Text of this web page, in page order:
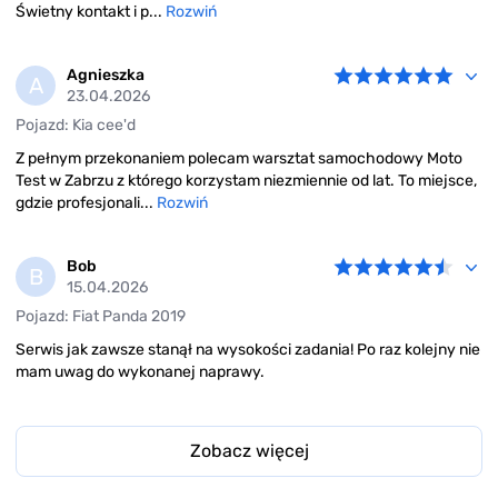
Świetny kontakt i p... Rozwiń
A
Agnieszka
23.04.2026
Pojazd: Kia cee'd
Z pełnym przekonaniem polecam warsztat samochodowy Moto
Test w Zabrzu z którego korzystam niezmiennie od lat. To miejsce,
gdzie profesjonali... Rozwiń
B
Bob
15.04.2026
Pojazd: Fiat Panda 2019
Serwis jak zawsze stanął na wysokości zadania! Po raz kolejny nie
mam uwag do wykonanej naprawy.
Zobacz więcej